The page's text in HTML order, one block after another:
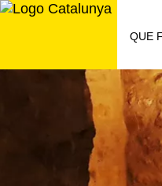
Aller
QUE